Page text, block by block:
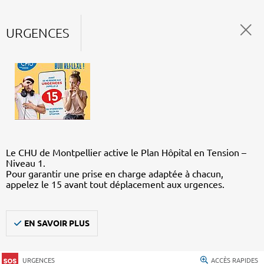
URGENCES
Le CHU de Montpellier active le Plan Hôpital en Tension –
Niveau 1.
Pour garantir une prise en charge adaptée à chacun,
appelez le 15 avant tout déplacement aux urgences.
EN SAVOIR PLUS
URGENCES ACCÈS RAPIDES